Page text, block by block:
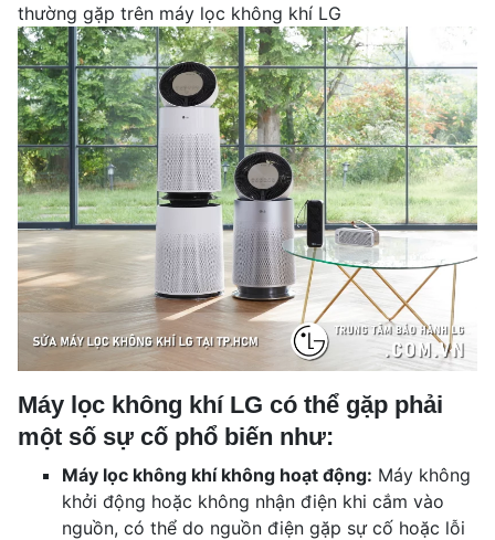
thường gặp trên máy lọc không khí LG
Máy lọc không khí LG có thể gặp phải
một số sự cố phổ biến như:
Máy lọc không khí không hoạt động: Máy không
khởi động hoặc không nhận điện khi cắm vào
nguồn, có thể do nguồn điện gặp sự cố hoặc lỗi